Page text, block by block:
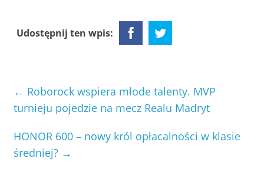
Udostępnij ten wpis:
← Roborock wspiera młode talenty. MVP
turnieju pojedzie na mecz Realu Madryt
HONOR 600 – nowy król opłacalności w klasie
średniej? →